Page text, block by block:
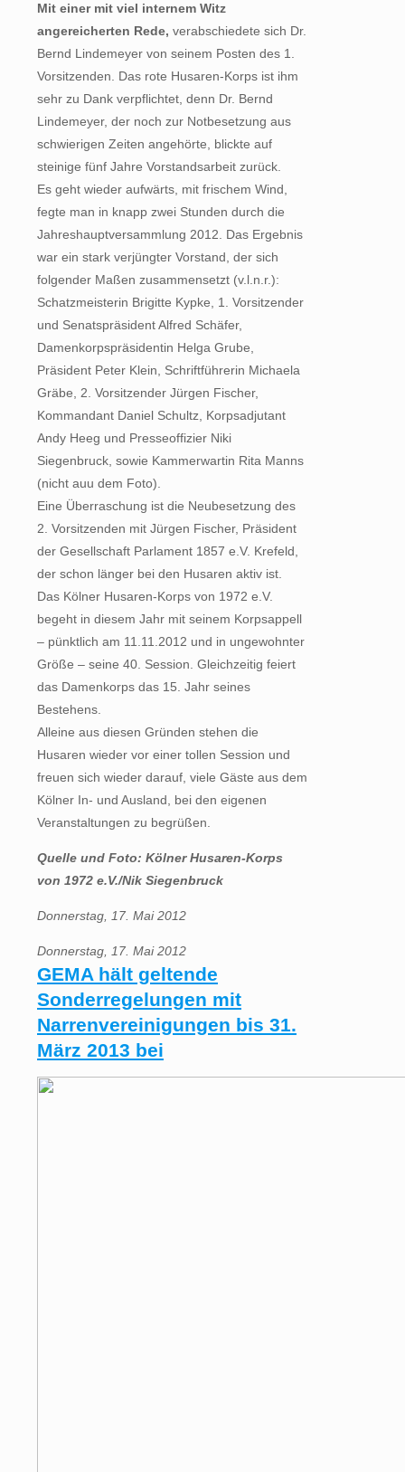
Mit einer mit viel internem Witz
angereicherten Rede, verabschiedete sich Dr.
Bernd Lindemeyer von seinem Posten des 1.
Vorsitzenden. Das rote Husaren-Korps ist ihm
sehr zu Dank verpflichtet, denn Dr. Bernd
Lindemeyer, der noch zur Notbesetzung aus
schwierigen Zeiten angehörte, blickte auf
steinige fünf Jahre Vorstandsarbeit zurück.
Es geht wieder aufwärts, mit frischem Wind,
fegte man in knapp zwei Stunden durch die
Jahreshauptversammlung 2012. Das Ergebnis
war ein stark verjüngter Vorstand, der sich
folgender Maßen zusammensetzt (v.l.n.r.):
Schatzmeisterin Brigitte Kypke, 1. Vorsitzender
und Senatspräsident Alfred Schäfer,
Damenkorpspräsidentin Helga Grube,
Präsident Peter Klein, Schriftführerin Michaela
Gräbe, 2. Vorsitzender Jürgen Fischer,
Kommandant Daniel Schultz, Korpsadjutant
Andy Heeg und Presseoffizier Niki
Siegenbruck, sowie Kammerwartin Rita Manns
(nicht auu dem Foto).
Eine Überraschung ist die Neubesetzung des
2. Vorsitzenden mit Jürgen Fischer, Präsident
der Gesellschaft Parlament 1857 e.V. Krefeld,
der schon länger bei den Husaren aktiv ist.
Das Kölner Husaren-Korps von 1972 e.V.
begeht in diesem Jahr mit seinem Korpsappell
– pünktlich am 11.11.2012 und in ungewohnter
Größe – seine 40. Session. Gleichzeitig feiert
das Damenkorps das 15. Jahr seines
Bestehens.
Alleine aus diesen Gründen stehen die
Husaren wieder vor einer tollen Session und
freuen sich wieder darauf, viele Gäste aus dem
Kölner In- und Ausland, bei den eigenen
Veranstaltungen zu begrüßen.
Quelle und Foto: Kölner Husaren-Korps
von 1972 e.V./Nik Siegenbruck
Donnerstag, 17. Mai 2012
Donnerstag, 17. Mai 2012
GEMA hält geltende
Sonderregelungen mit
Narrenvereinigungen bis 31.
März 2013 bei